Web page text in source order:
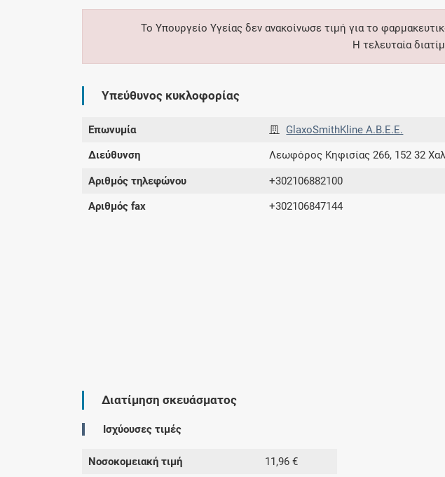
Βρείτε θεραπευτικές
Το Υπουργείο Υγείας δεν ανακοίνωσε τιμή για το
Η τελευταία
Υπεύθυνος κυκλοφορίας
Επωνυμία GlaxoSmithKline Α.Β.Ε.Ε.
Διεύθυνση Λεωφόρος Κηφισίας 266, 152 32
Αριθμός τηλεφώνου +302106882100
Αριθμός fax +302106847144
Διατίμηση σκευάσματος
Ισχύουσες τιμές
Νοσοκομειακή τιμή 11,96 €